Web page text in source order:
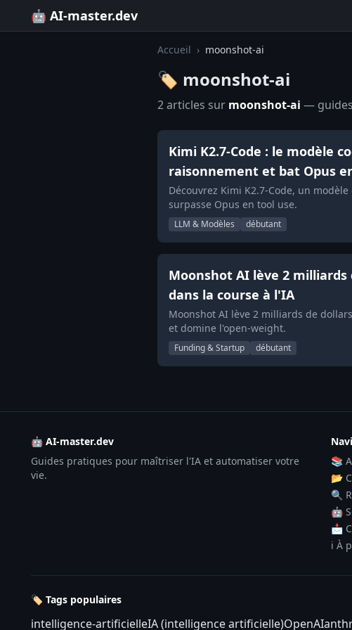
🤖 AI-master.dev
Accueil › moonshot-ai
🏷️ moonshot-ai
2 articles sur moonshot-ai —
Kimi K2.7-Code : le modèle
raisonnement et bat Opus
Découvrez Kimi K2.7-Code, un
surpasse Opus en tool use.
LLM & Modèles débutant
Moonshot AI lève 2
dans la course à l'IA
Moonshot AI lève 2 milliards de
et domine l'open-weight.
Funding & Startup débutant
🤖 AI-master.dev
Guides pratiques pour maîtriser l'IA et automatiser votre
vie.
📚
📂
🔍
🤖
📩
ℹ️ À
🏷️ Tags populaires
intelligence-artificielleIA (intelligence artificielle)OpenAI